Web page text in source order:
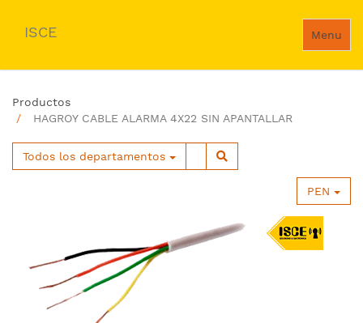
Menu
ISCE
Productos
HAGROY CABLE ALARMA 4X22 SIN APANTALLAR
Todos los departamentos
PEN